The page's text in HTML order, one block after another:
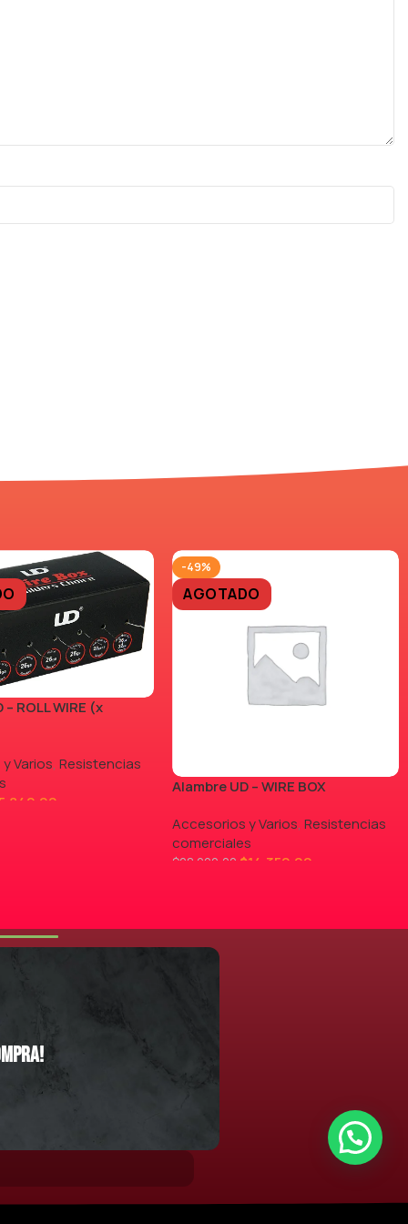
ROLL WIRE (x
Varios,Resistencias
-49%
AGOTADO
Alambre UD – WIRE BOX
Accesorios y Varios,Resistencias
comerciales
$28.000,00 $14.350,00